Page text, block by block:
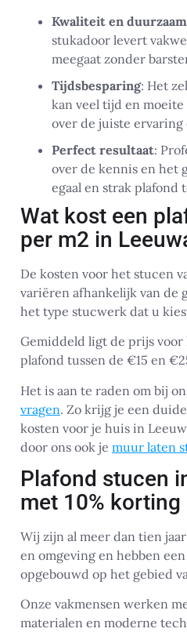
Kwaliteit en
stukadoor levert
meegaat zonder
Tijdsbesparing: Het
kan veel tijd en
over de juiste
Perfect resultaat:
over de kennis en het
egaal en strak plafond
Wat kost een
per m2 in
De kosten voor het stucen
variëren afhankelijk van de
het type stucwerk dat u
Gemiddeld ligt de prijs
plafond tussen de €15 en
Het is aan te raden om bij
vragen. Zo krijg je een
kosten voor je huis in
door ons ook je muur laten
Plafond stucen
met 10% korting
Wij zijn al meer dan tien
en omgeving en hebben
opgebouwd op het gebied
Onze vakmensen werken
materialen en moderne